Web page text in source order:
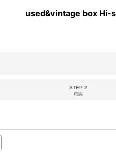
used&vintage box Hi-
STEP 2
確認